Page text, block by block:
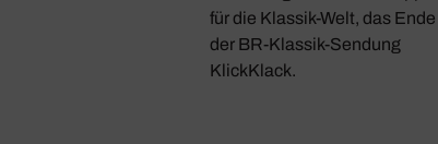
für die Klassik-Welt, das Ende
der BR-Klassik-Sendung
KlickKlack.